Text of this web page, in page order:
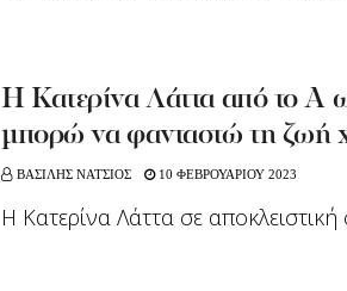
Η Κατερίνα Λάττα από το Α
μπορώ να φανταστώ τη ζωή
ΒΑΣΙΛΗΣ ΝΑΤΣΙΟΣ 10 ΦΕΒΡΟΥΑΡΙΟΥ 2023
Η Κατερίνα Λάττα σε αποκλειστική